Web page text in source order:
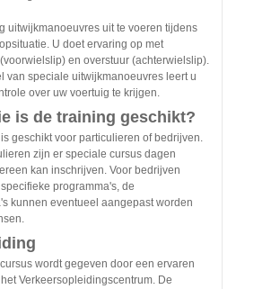
uitwijkmanoeuvres uit te voeren tijdens
U doet ervaring op met
en overstuur (achterwielslip).
van speciale uitwijkmanoeuvres leert u
over uw voertuig te krijgen.
is de training geschikt?
geschikt voor particulieren of bedrijven.
zijn er speciale cursus dagen
kan inschrijven. Voor bedrijven
programma's, de
kunnen eventueel aangepast worden
wordt gegeven door een ervaren
Verkeersopleidingscentrum. De